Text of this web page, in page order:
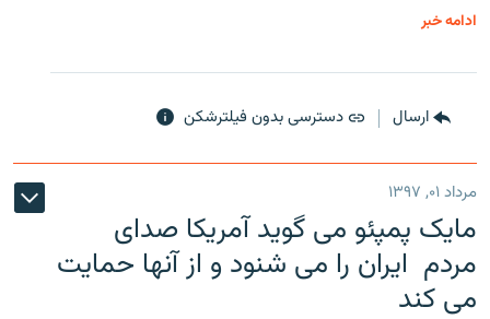
ادامه خبر
ارسال دسترسی بدون فیلترشکن
مرداد ۰۱, ۱۳۹۷
مایک پمپئو می گوید آمریکا صدای
مردم ایران را می شنود و از آنها حمایت
می کند